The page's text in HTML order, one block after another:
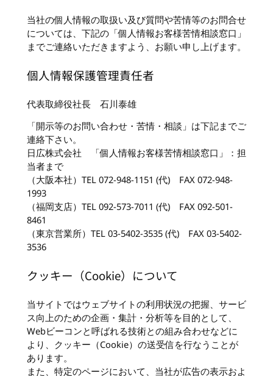
当社の個人情報の取扱い及び質問や苦情等のお問合せ
については、下記の「個人情報お客様苦情相談窓口」
までご連絡いただきますよう、お願い申し上げます。
個人情報保護管理責任者
代表取締役社長 石川泰雄
「開示等のお問い合わせ・苦情・相談」は下記までご
連絡下さい。
日広株式会社 「個人情報お客様苦情相談窓口」：担
当者まで
（大阪本社）TEL 072-948-1151 (代) FAX 072-948-
1993
（福岡支店）TEL 092-573-7011 (代) FAX 092-501-
8461
（東京営業所）TEL 03-5402-3535 (代) FAX 03-5402-
3536
クッキー（Cookie）について
当サイトではウェブサイトの利用状況の把握、サービ
ス向上のための企画・集計・分析等を目的として、
Webビーコンと呼ばれる技術との組み合わせなどに
より、クッキー（Cookie）の送受信を行なうことが
あります。
また、特定のページにおいて、当社が広告の表示およ